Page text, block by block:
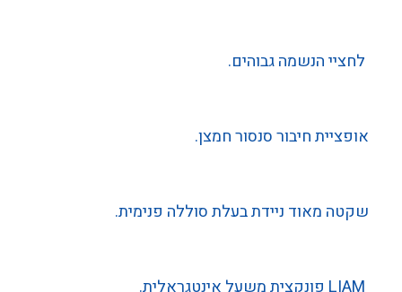
לחציי הנשמה גבוהים.
אופציית חיבור סנסור חמצן.
שקטה מאוד ניידת בעלת סוללה פנימית.